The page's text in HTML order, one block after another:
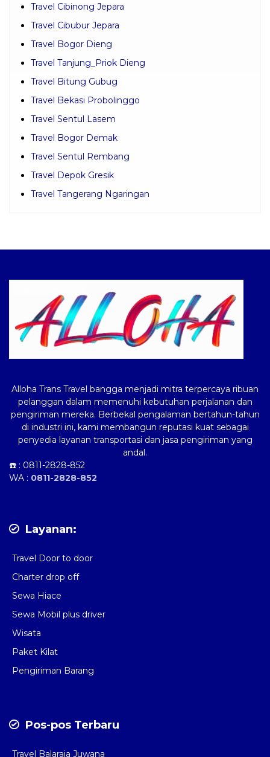
Travel Cibinong Jepara
Travel Cibubur Jepara
Travel Bogor Dieng
Travel Tanjung_Priok Dieng
Travel Bitung Gubug
Travel Bekasi Probolinggo
Travel Sentul Lasem
Travel Bogor Demak
Travel Sentul Rembang
Travel Depok Gresik
Travel Tangerang Ngaringan
Alloha Trans Travel bangga menjadi mitra terpercaya ribuan
pelanggan dalam memenuhi kebutuhan perjalanan dan
pengiriman mereka. Berbekal pengalaman bertahun-tahun
di industri ini, kami membangun reputasi kuat sebagai
penyedia layanan transportasi dan jasa pengiriman yang
andal.
☎️ : 0811-2828-852
WA : 0811-2828-852
Layanan:
Travel Door to door
Charter drop off
Sewa Hiace
Sewa Mobil plus driver
Wisata
Paket Kilat
Pengiriman Barang
Pos-pos Terbaru
Travel Balaraja Juwana